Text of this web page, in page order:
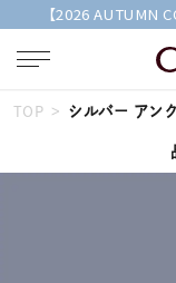
【2026 AUTUMN
TOP シルバー アン